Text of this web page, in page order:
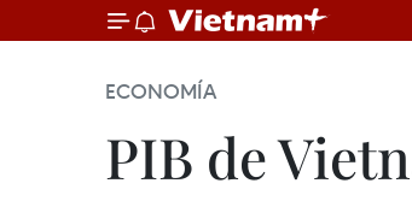
ECONOMÍA
PIB de